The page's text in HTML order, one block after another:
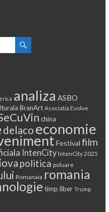
analiza ASBO
BranArt Asociatia Evolve
china
delaco economie
Festival film
IntenCity IntenCity 2025
politica poluare
Romanaia romania
timp liber Trump